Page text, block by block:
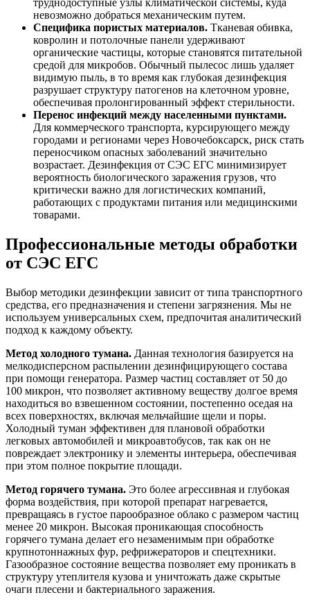
труднодоступные узлы климатической системы, куда
невозможно добраться механическим путем.
Специфика пористых материалов. Тканевая обивка,
ковролин и потолочные панели удерживают
органические частицы, которые становятся питательной
средой для микробов. Обычный пылесос лишь удаляет
видимую пыль, в то время как глубокая дезинфекция
разрушает структуру патогенов на клеточном уровне,
обеспечивая пролонгированный эффект стерильности.
Перенос инфекций между населенными пунктами.
Для коммерческого транспорта, курсирующего между
городами и регионами через Новочебоксарск, риск стать
переносчиком опасных заболеваний значительно
возрастает. Дезинфекция от СЭС ЕГС минимизирует
вероятность биологического заражения грузов, что
критически важно для логистических компаний,
работающих с продуктами питания или медицинскими
товарами.
Профессиональные методы обработки
от СЭС ЕГС
Выбор методики дезинфекции зависит от типа транспортного
средства, его предназначения и степени загрязнения. Мы не
используем универсальных схем, предпочитая аналитический
подход к каждому объекту.
Метод холодного тумана. Данная технология базируется на
мелкодисперсном распылении дезинфицирующего состава
при помощи генератора. Размер частиц составляет от 50 до
100 микрон, что позволяет активному веществу долгое время
находиться во взвешенном состоянии, постепенно оседая на
всех поверхностях, включая мельчайшие щели и поры.
Холодный туман эффективен для плановой обработки
легковых автомобилей и микроавтобусов, так как он не
повреждает электронику и элементы интерьера, обеспечивая
при этом полное покрытие площади.
Метод горячего тумана. Это более агрессивная и глубокая
форма воздействия, при которой препарат нагревается,
превращаясь в густое парообразное облако с размером частиц
менее 20 микрон. Высокая проникающая способность
горячего тумана делает его незаменимым при обработке
крупнотоннажных фур, рефрижераторов и спецтехники.
Газообразное состояние вещества позволяет ему проникать в
структуру утеплителя кузова и уничтожать даже скрытые
очаги плесени и бактериального заражения.